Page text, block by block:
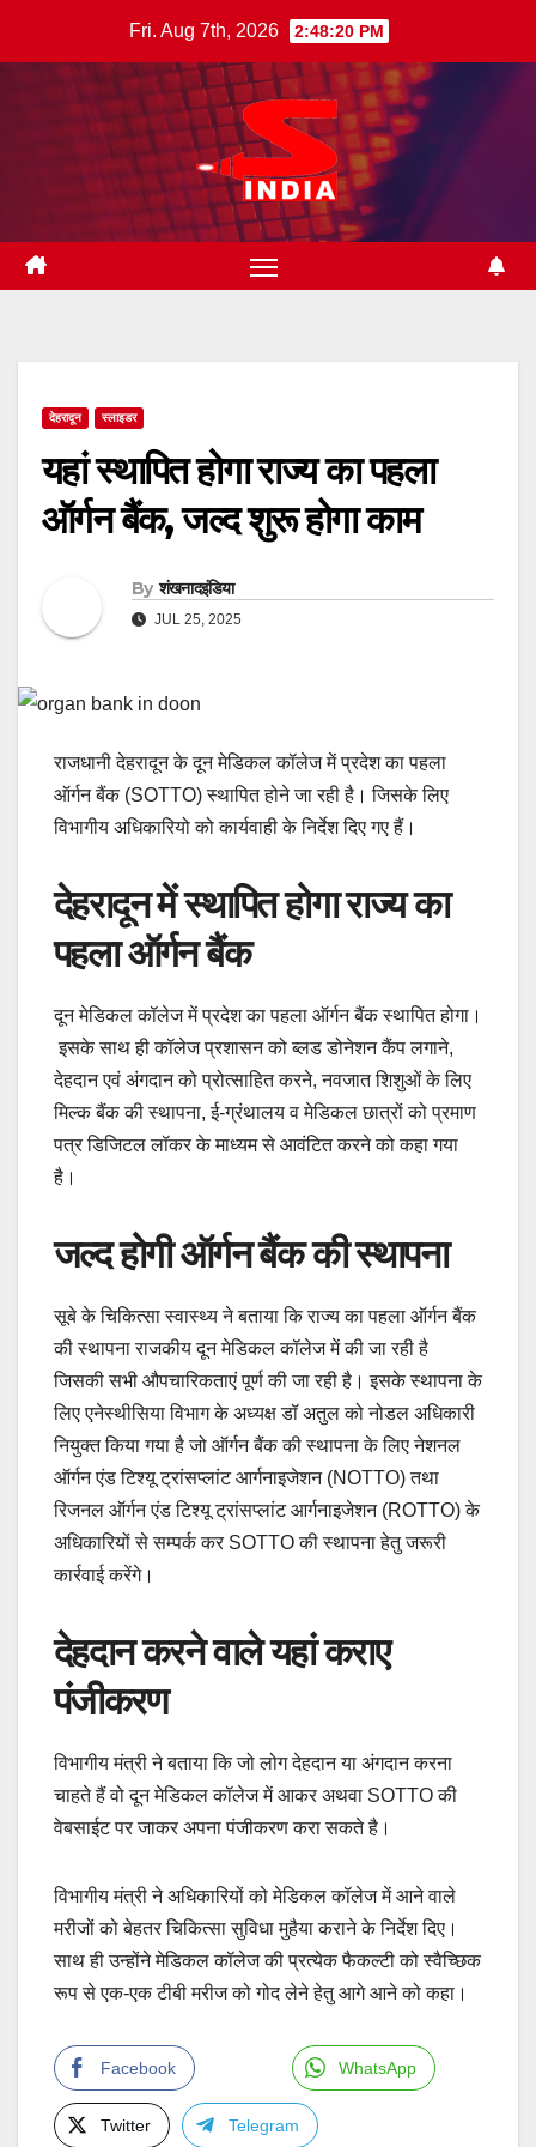
Fri. Aug 7th, 2026 2:48:21 PM
देहरादून स्लाइडर
यहां स्थापित होगा राज्य का पहला
ऑर्गन बैंक, जल्द शुरू होगा काम
By शंखनादइंडिया
JUL 25, 2025
राजधानी देहरादून के दून मेडिकल कॉलेज में प्रदेश का पहला
ऑर्गन बैंक (SOTTO) स्थापित होने जा रही है। जिसके लिए
विभागीय अधिकारियो को कार्यवाही के निर्देश दिए गए हैं।
देहरादून में स्थापित होगा राज्य का
पहला ऑर्गन बैंक
दून मेडिकल कॉलेज में प्रदेश का पहला ऑर्गन बैंक स्थापित होगा।
इसके साथ ही कॉलेज प्रशासन को ब्लड डोनेशन कैंप लगाने,
देहदान एवं अंगदान को प्रोत्साहित करने, नवजात शिशुओं के लिए
मिल्क बैंक की स्थापना, ई-ग्रंथालय व मेडिकल छात्रों को प्रमाण
पत्र डिजिटल लॉकर के माध्यम से आवंटित करने को कहा गया
है।
जल्द होगी ऑर्गन बैंक की स्थापना
सूबे के चिकित्सा स्वास्थ्य ने बताया कि राज्य का पहला ऑर्गन बैंक
की स्थापना राजकीय दून मेडिकल कॉलेज में की जा रही है
जिसकी सभी औपचारिकताएं पूर्ण की जा रही है। इसके स्थापना के
लिए एनेस्थीसिया विभाग के अध्यक्ष डॉ अतुल को नोडल अधिकारी
नियुक्त किया गया है जो ऑर्गन बैंक की स्थापना के लिए नेशनल
ऑर्गन एंड टिश्यू ट्रांसप्लांट आर्गनाइजेशन (NOTTO) तथा
रिजनल ऑर्गन एंड टिश्यू ट्रांसप्लांट आर्गनाइजेशन (ROTTO) के
अधिकारियों से सम्पर्क कर SOTTO की स्थापना हेतु जरूरी
कार्रवाई करेंगे।
देहदान करने वाले यहां कराए
पंजीकरण
विभागीय मंत्री ने बताया कि जो लोग देहदान या अंगदान करना
चाहते हैं वो दून मेडिकल कॉलेज में आकर अथवा SOTTO की
वेबसाईट पर जाकर अपना पंजीकरण करा सकते है।
विभागीय मंत्री ने अधिकारियों को मेडिकल कॉलेज में आने वाले
मरीजों को बेहतर चिकित्सा सुविधा मुहैया कराने के निर्देश दिए।
साथ ही उन्होंने मेडिकल कॉलेज की प्रत्येक फैकल्टी को स्वैच्छिक
रूप से एक-एक टीबी मरीज को गोद लेने हेतु आगे आने को कहा।
Facebook WhatsApp
Twitter Telegram